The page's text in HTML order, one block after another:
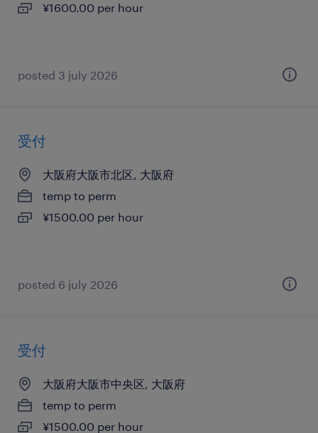
¥1600.00 per hour
posted 3 july 2026
受付
大阪府大阪市北区, 大阪府
temp to perm
¥1500.00 per hour
posted 6 july 2026
受付
大阪府大阪市中央区, 大阪府
temp to perm
¥1500.00 per hour